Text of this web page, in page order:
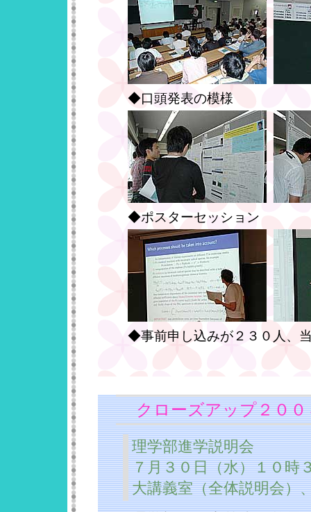
◆口頭発表の模様
◆ポスターセッション
◆事前申し込みが２３０人、
クローズアップ２０
理学部進学説明会
７月３０日（水）１０時
大講義室（全体説明会）